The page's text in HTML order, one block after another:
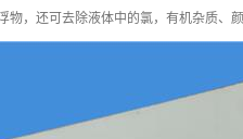
，还可去除液体中的氯，有机杂质、颜